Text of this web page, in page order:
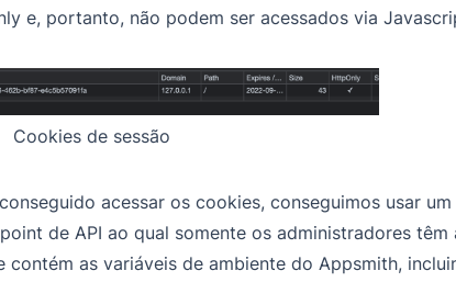
e, portanto, não podem ser acessados via
Cookies de sessão
acessar os cookies, conseguimos usar
de API ao qual somente os administradores têm
contém as variáveis de ambiente do Appsmith,